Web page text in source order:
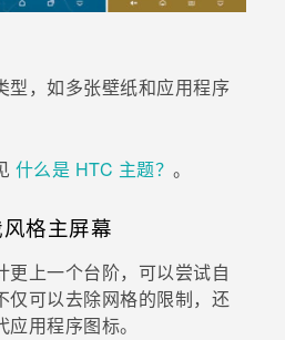
型，如多张壁纸和应用程序
什么是 HTC 主题？ 。
风格主屏幕
更上一个台阶，可以尝试自
仅可以去除网格的限制，还
用程序图标。